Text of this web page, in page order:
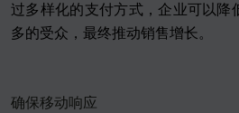
过多样化的支付方式，企业可以降
多的受众，最终推动销售增长。
确保移动响应